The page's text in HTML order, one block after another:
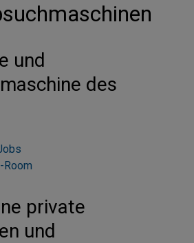
und
des
private
und